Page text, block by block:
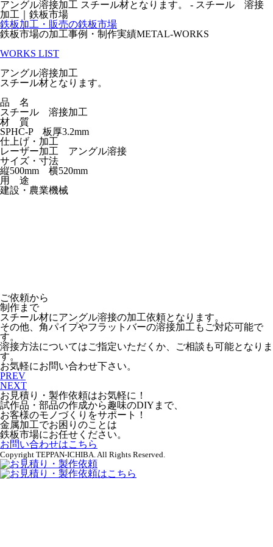
アングル溶接加工 スチール材となります。 - スチール 溶接
加工｜鉄板市場
鉄板加工・販売の鉄板市場
鉄板市場の加工事例・制作実績METAL-WORKS
WORKS LIST
アングル溶接加工
スチール材となります。
品 名
スチール 溶接加工
材 質
SPHC-P 板厚3.2mm
仕上げ・加工
レーザー加工 アングル溶接
サイズ・寸法
縦500mm 横520mm
用 途
建設・農業機械
ご依頼から
制作まで
スチール材にアングル溶接の加工依頼となります。
その他、角パイプやフラットバーの溶接加工もご対応可能で
す。
溶接方法についてはご指定いただくか、ご相談も可能となりま
す。
お気軽にお問い合わせ下さい。
PREV
NEXT
お見積り・製作依頼はお気軽に！
試作品・部品の作成から趣味のDIYまで、
お客様のモノづくりをサポート！
金属加工でお困りのことは
鉄板市場にお任せください。
お問い合わせはこちら
Copyright TEPPAN-ICHIBA. All Rights Reserved.